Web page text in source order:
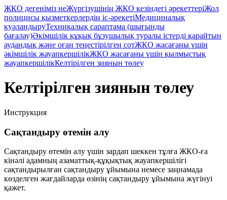
ЖКО дегеніміз неЖүргізушінің ЖКО кезіндегі әрекеттеріЖол
полицисы қызметкерлердің іс-әрекетіМедициналық
куәландыруТехникалық сараптама (шығынды
бағалау)Әкімшілік құқық бұзушылық туралы істерді қарайтын
аудандық және оған теңестірілген сотЖКО жасағаны үшін
әкімшілік жауапкершілікЖКО жасағаны үшін қылмыстық
жауапкершілікКелтірілген зиянын төлеу
Келтірілген зиянын төлеу
Инструкция
Сақтандыру өтемін алу
Сақтандыру өтемін алу үшін зардап шеккен тұлға ЖКО-ға
кінәлі адамның азаматтық-құқықтық жауапкершілігі
сақтандырылған сақтандыру ұйымына немесе заңнамада
көзделген жағдайларда өзінің сақтандыру ұйымына жүгінуі
қажет.